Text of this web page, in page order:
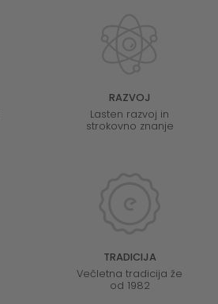
RAZVOJ
Lasten razvoj in
strokovno znanje
TRADICIJA
Večletna tradicija že
od 1982